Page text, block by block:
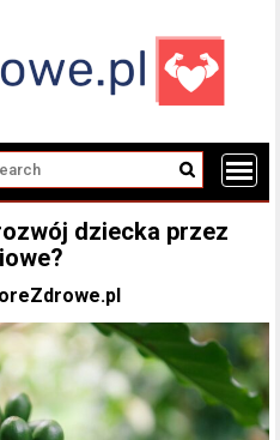
dziecka przez